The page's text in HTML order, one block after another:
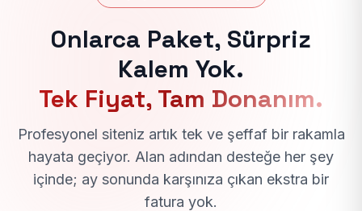
Onlarca Paket, Sürpriz
Kalem Yok.
Tek Fiyat, Tam Donanım.
Profesyonel siteniz artık tek ve şeffaf bir rakamla
hayata geçiyor. Alan adından desteğe her şey
içinde; ay sonunda karşınıza çıkan ekstra bir
fatura yok.